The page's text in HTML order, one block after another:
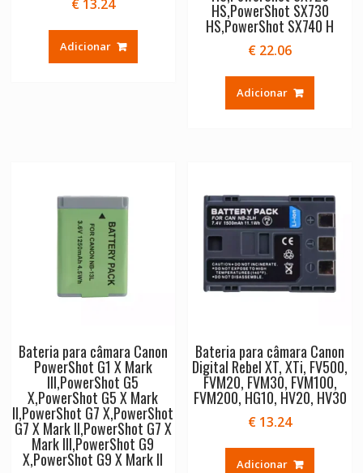
€ 13.24
Adicionar
HS,PowerShot SX730
HS,PowerShot SX740 H
€ 22.06
Adicionar
Bateria para câmara Canon
PowerShot G1 X Mark
III,PowerShot G5
X,PowerShot G5 X Mark
II,PowerShot G7 X,PowerShot
G7 X Mark II,PowerShot G7 X
Mark III,PowerShot G9
X,PowerShot G9 X Mark II
Bateria para câmara Canon
Digital Rebel XT, XTi, FV500,
FVM20, FVM30, FVM100,
FVM200, HG10, HV20, HV30
€ 13.24
Adicionar